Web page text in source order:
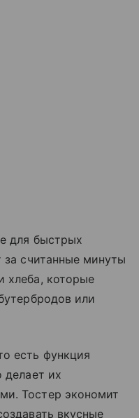
для быстрых
за считанные минуты
хлеба, которые
или
есть функция
делает их
Тостер экономит
вкусные